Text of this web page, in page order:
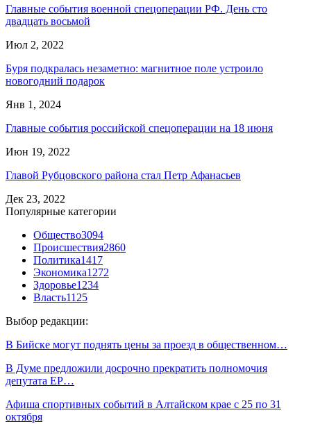
Главные события военной спецоперации РФ. День сто
двадцать восьмой
Июл 2, 2022
Буря подкралась незаметно: магнитное поле устроило
новогодний подарок
Янв 1, 2024
Главные события российской спецоперации на 18 июня
Июн 19, 2022
Главой Рубцовского района стал Петр Афанасьев
Дек 23, 2022
Популярные категории
Общество3094
Происшествия2860
Политика1417
Экономика1272
Здоровье1234
Власть1125
Выбор редакции:
В Бийске могут поднять цены за проезд в общественном…
В Думе предложили досрочно прекратить полномочия
депутата ЕР…
Афиша спортивных событий в Алтайском крае с 25 по 31
октября